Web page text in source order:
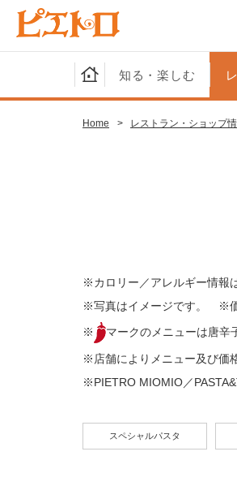
知る・楽しむ
Home > レストラン・ショップ
※カロリー／アレルギー情報
※写真はイメージです。 ※価
※
マークのメニューは唐辛
※店舗によりメニュー及び価
※PIETRO MIOMIO／
スペシャルパスタ